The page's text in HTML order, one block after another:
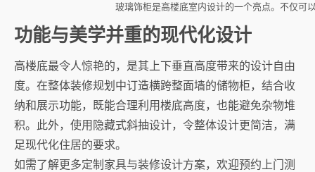
玻璃饰柜是高楼底室内设计的一个亮点。不仅可
功能与美学并重的现代化设计
高楼底最令人惊艳的，是其上下垂直高度带来的设计自由
度。在整体装修规划中订造横跨整面墙的储物柜，结合收
纳和展示功能，既能合理利用楼底高度，也能避免杂物堆
积。此外，使用隐藏式斜抽设计，令整体设计更简洁，满
足现代化住居的要求。
如需了解更多定制家具与装修设计方案，欢迎预约上门测